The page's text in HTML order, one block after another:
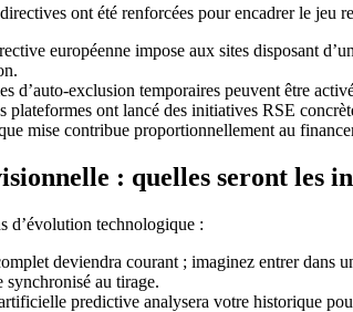
ont été renforcées pour encadrer le jeu
européenne impose aux sites disposant
d’auto‑exclusion temporaires peuvent être
plateformes ont lancé des initiatives RSE
mise contribue proportionnellement au
: quelles seront les
d’évolution technologique :
deviendra courant ; imaginez entrer dans
synchronisé au tirage.
predictive analysera votre historique